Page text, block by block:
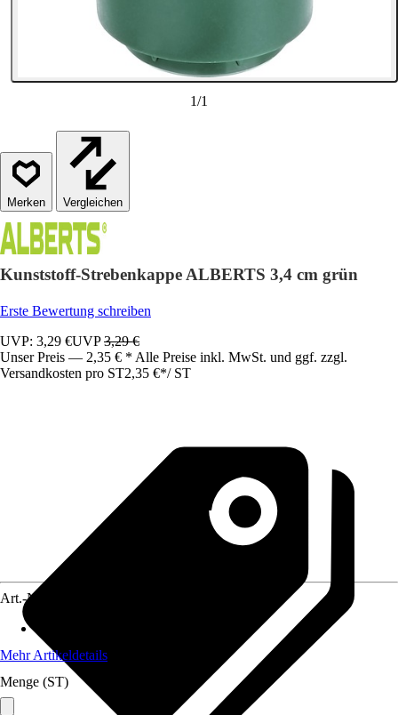
1/1
Vergleichen
Kunststoff-Strebenkappe ALBERTS 3,4 cm grün
Erste Bewertung schreiben
UVP: 3,29 €UVP3,29 €
Unser Preis — 2,35 € * Alle Preise inkl. MwSt. und ggf. zzgl.
Versandkosten pro ST2,35 €*/ ST
Art.-Nr.
Mehr Artikeldetails
Menge (ST)